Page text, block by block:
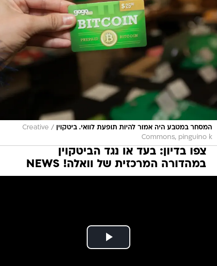
המסחר במטבע היה אמור להיות תופעת לוואי. ביטקוין /
Creative
Commons, pinguino k
צפו בדיון: בעד או נגד הביטקוין
במהדורה המרכזית של וואלה! NEWS